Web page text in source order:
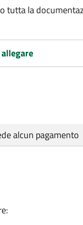
tutta la
alcun pagamento